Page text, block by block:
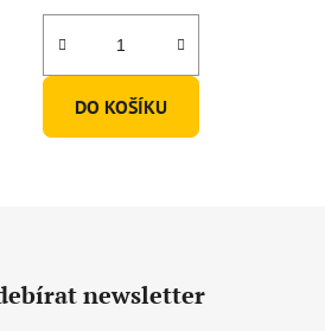
DO KOŠÍKU
newsletter